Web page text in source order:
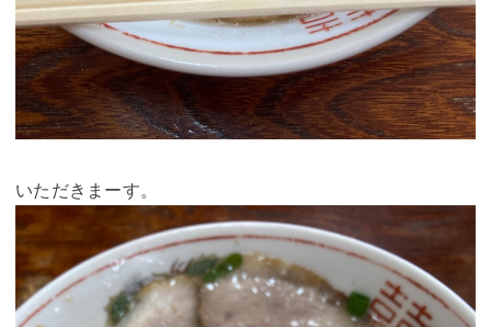
いただきまーす。